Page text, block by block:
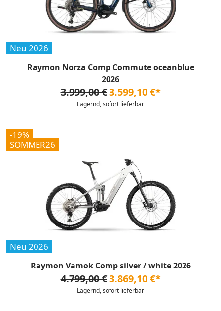
Neu 2026
Raymon Norza Comp Commute oceanblue
2026
3.999,00 €3.599,10 €*
Lagernd, sofort lieferbar
-19%
SOMMER26
Neu 2026
Raymon Vamok Comp silver / white 2026
4.799,00 €3.869,10 €*
Lagernd, sofort lieferbar